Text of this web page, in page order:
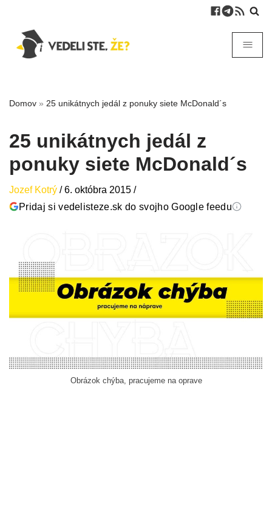
Domov » 25 unikátnych jedál z ponuky siete McDonald´s
25 unikátnych jedál z
ponuky siete McDonald´s
Jozef Kotrý /6. októbra 2015 /
Pridaj si vedelisteze.sk do svojho Google feedu
Obrázok chýba, pracujeme na oprave